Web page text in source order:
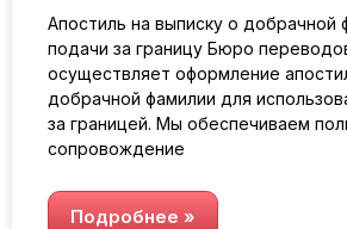
Апостиль на выписку о добрачной
подачи за границу Бюро
осуществляет оформление
добрачной фамилии для
за границей. Мы обеспечиваем
сопровождение
Подробнее »